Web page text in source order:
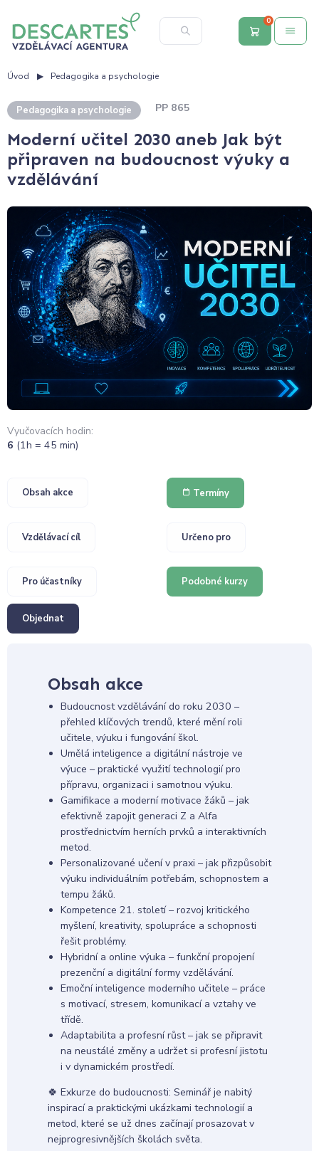
0
Úvod Pedagogika a psychologie
Pedagogika a psychologie PP 865
Moderní učitel 2030 aneb Jak být
připraven na budoucnost výuky a
vzdělávání
Vyučovacích hodin:
6 (1h = 45 min)
Obsah akce Termíny
Vzdělávací cíl Určeno pro
Pro účastníky Podobné kurzy
Objednat
Obsah akce
Budoucnost vzdělávání do roku 2030 –
přehled klíčových trendů, které mění roli
učitele, výuku i fungování škol.
Umělá inteligence a digitální nástroje ve
výuce – praktické využití technologií pro
přípravu, organizaci i samotnou výuku.
Gamifikace a moderní motivace žáků – jak
efektivně zapojit generaci Z a Alfa
prostřednictvím herních prvků a interaktivních
metod.
Personalizované učení v praxi – jak přizpůsobit
výuku individuálním potřebám, schopnostem a
tempu žáků.
Kompetence 21. století – rozvoj kritického
myšlení, kreativity, spolupráce a schopnosti
řešit problémy.
Hybridní a online výuka – funkční propojení
prezenční a digitální formy vzdělávání.
Emoční inteligence moderního učitele – práce
s motivací, stresem, komunikací a vztahy ve
třídě.
Adaptabilita a profesní růst – jak se připravit
na neustálé změny a udržet si profesní jistotu
i v dynamickém prostředí.
🍀 Exkurze do budoucnosti: Seminář je nabitý
inspirací a praktickými ukázkami technologií a
metod, které se už dnes začínají prosazovat v
nejprogresivnějších školách světa.